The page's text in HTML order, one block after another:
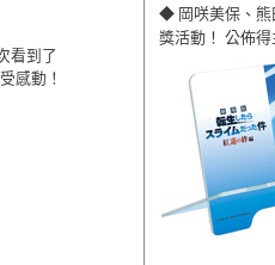
看到了
感動！
◆ 岡咲美保、熊
獎活動！ 公佈得